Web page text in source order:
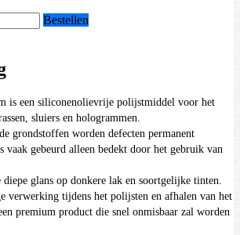
Bestellen
is een siliconenolievrije polijstmiddel voor het
sluiers en hologrammen.
grondstoffen worden defecten permanent
vaak gebeurd alleen bedekt door het gebruik van
glans op donkere lak en soortgelijke tinten.
verwerking tijdens het polijsten en afhalen van het
premium product die snel onmisbaar zal worden